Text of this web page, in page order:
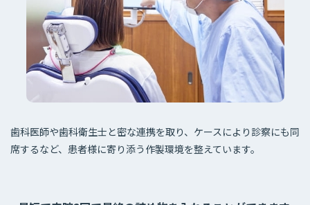
歯科医師や歯科衛生士と密な連携を取り、ケースにより診察にも同
席するなど、患者様に寄り添う作製環境を整えています。